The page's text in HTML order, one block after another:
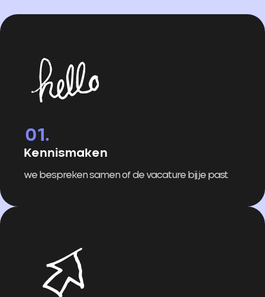
Kennismaken
we bespreken samen of de vacature bij je past